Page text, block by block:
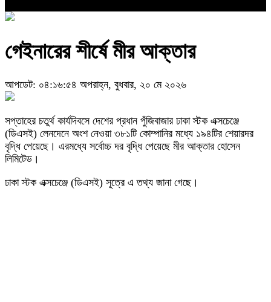
গেইনারের শীর্ষে মীর আক্তার
আপডেট: ০৪:১৬:৫৪ অপরাহ্ন, বুধবার, ২০ মে ২০২৬
সপ্তাহের চতুর্থ কার্যদিবসে দেশের প্রধান পুঁজিবাজার ঢাকা স্টক এক্সচেঞ্জে
(ডিএসই) লেনদেনে অংশ নেওয়া ৩৮১টি কোম্পানির মধ্যে ১৯৪টির শেয়ারদর
বৃদ্ধি পেয়েছে। এরমধ্যে সর্বোচ্চ দর বৃদ্ধি পেয়েছে মীর আক্তার হোসেন
লিমিটেড।
ঢাকা স্টক এক্সচেঞ্জে (ডিএসই) সূত্রে এ তথ্য জানা গেছে।